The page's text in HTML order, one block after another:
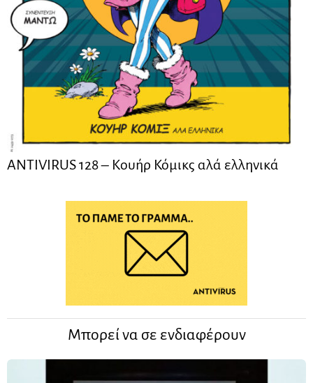
ANTIVIRUS 128 – Kουήρ Κόμικς αλά ελληνικά
Μπορεί να σε ενδιαφέρουν